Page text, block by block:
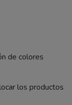
de colores
los productos